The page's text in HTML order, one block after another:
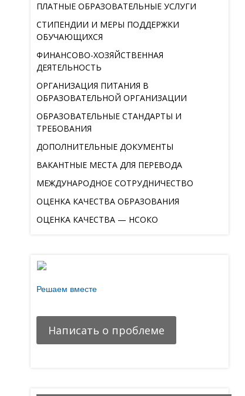
ПЛАТНЫЕ ОБРАЗОВАТЕЛЬНЫЕ УСЛУГИ
СТИПЕНДИИ И МЕРЫ ПОДДЕРЖКИ
ОБУЧАЮЩИХСЯ
ФИНАНСОВО-ХОЗЯЙСТВЕННАЯ
ДЕЯТЕЛЬНОСТЬ
ОРГАНИЗАЦИЯ ПИТАНИЯ В
ОБРАЗОВАТЕЛЬНОЙ ОРГАНИЗАЦИИ
ОБРАЗОВАТЕЛЬНЫЕ СТАНДАРТЫ И
ТРЕБОВАНИЯ
ДОПОЛНИТЕЛЬНЫЕ ДОКУМЕНТЫ
ВАКАНТНЫЕ МЕСТА ДЛЯ ПЕРЕВОДА
МЕЖДУНАРОДНОЕ СОТРУДНИЧЕСТВО
ОЦЕНКА КАЧЕСТВА ОБРАЗОВАНИЯ
ОЦЕНКА КАЧЕСТВА — НСОКО
Решаем вместе
Написать о проблеме